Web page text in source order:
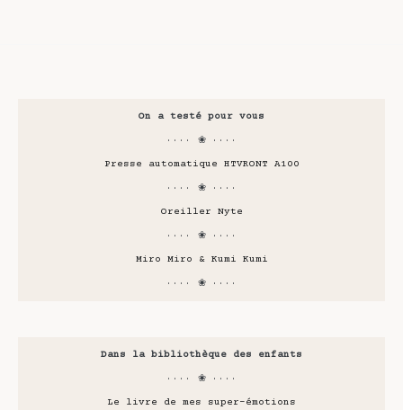
On a testé pour vous
···· ❀ ····
Presse automatique HTVRONT A100
···· ❀ ····
Oreiller Nyte
···· ❀ ····
Miro Miro & Kumi Kumi
···· ❀ ····
Dans la bibliothèque des enfants
···· ❀ ····
Le livre de mes super-émotions